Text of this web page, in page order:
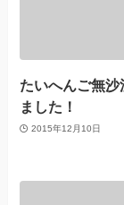
たいへんご無沙
ました！
2015年12月10日